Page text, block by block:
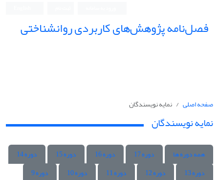
فصل‌نامه پژوهش‌های کاربردی روانشناختی
صفحه اصلی نمایه نویسندگان
نمایه نویسندگان
همه دوره ها دوره 17 دوره 16 دوره 15
دوره 14
دوره 13
دوره 12 دوره 11 دوره 10
دوره 9